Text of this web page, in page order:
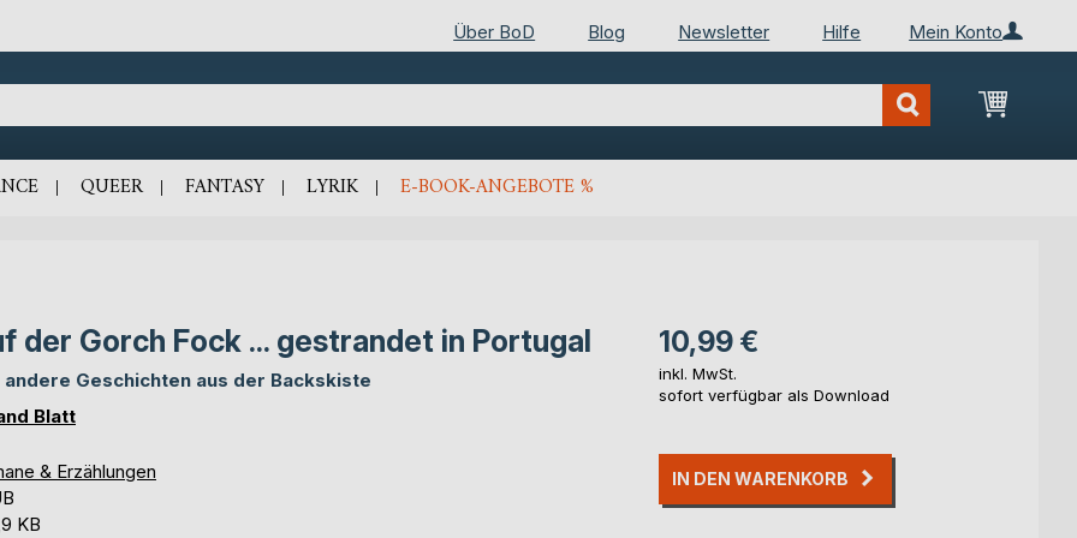
Mein Konto
Über BoD Blog Newsletter Hilfe
Mein
QUEER FANTASY LYRIK E-BOOK-ANGEBOTE %
der Gorch Fock ... gestrandet in Portugal
andere Geschichten aus der Backskiste
Blatt
& Erzählungen
KB
10,99 €
inkl. MwSt.
sofort verfügbar als Download
IN DEN WARENKORB